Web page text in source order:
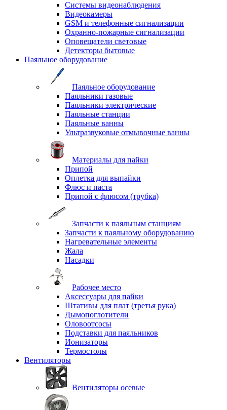
Системы видеонаблюдения
Видеокамеры
GSM и телефонные сигнализации
Охранно-пожарные сигнализации
Оповещатели световые
Детекторы бытовые
Паяльное оборудование
Паяльное оборудование
Паяльники газовые
Паяльники электрические
Паяльные станции
Паяльные ванны
Ультразвуковые отмывочные ванны
Материалы для пайки
Припой
Оплетка для выпайки
Флюс и паста
Припой с флюсом (трубка)
Запчасти к паяльным станциям
Запчасти к паяльному оборудованию
Нагревательные элементы
Жала
Насадки
Рабочее место
Аксессуары для пайки
Штативы для плат (третья рука)
Дымопоглотители
Оловоотсосы
Подставки для паяльников
Ионизаторы
Термостолы
Вентиляторы
Вентиляторы осевые